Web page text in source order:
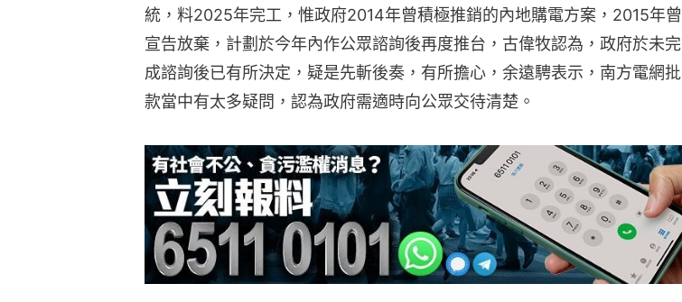
統，料2025年完工，惟政府2014年曾積極推銷的內地購電方案，2015年曾
宣告放棄，計劃於今年內作公眾諮詢後再度推台，古偉牧認為，政府於未完
成諮詢後已有所決定，疑是先斬後奏，有所擔心，余遠騁表示，南方電網批
款當中有太多疑問，認為政府需適時向公眾交待清楚。